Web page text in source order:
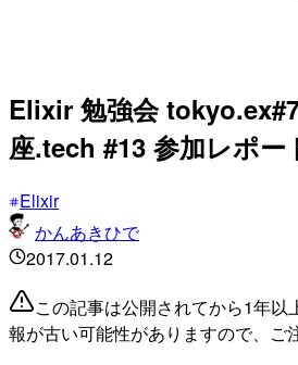
Elixir 勉強会
座.tech #13 参加レポー
Elixir
かんあきひで
2017.01.12
この記事は公開されてから1年以
報が古い可能性がありますので、ご